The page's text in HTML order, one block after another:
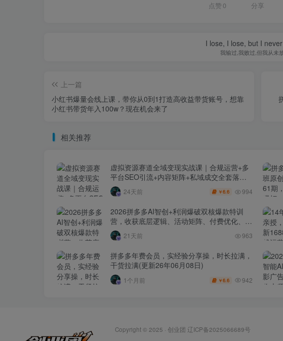
点赞 0 分享
I lose, I lose, but I
我输过,我败过,但我从未
上一篇
小红书爆量会线上课，带你从0到1打造高收益带货账号，想靠
小红书带货年入100w？现在机会来了
相关推荐
虚拟资源赛道全域变现实战课｜合规运营+多
平台SEO引流+内容矩阵+私域成交全套落地
玩法
24天前 ￥6.6 994
2026拼多多AI智创+利润爆破双核爆款特训
营，收获底层逻辑、活动矩阵、付费优化、0-
1打爆SOP
21天前 963
拼多多年费会员，实经验分享操，时长拉满，
干货拉满(更新26年06月08日)
1个月前 ￥6.6 942
Copyright © 2025 · 创业团 辽ICP备2025066689号